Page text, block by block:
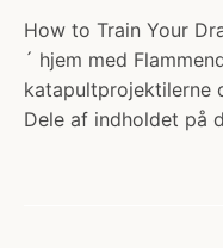
How to Train Your
´ hjem med
katapultprojektilerne
Dele af indholdet på